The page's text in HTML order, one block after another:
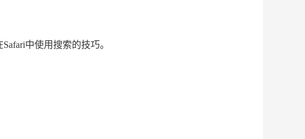
中使用搜索的技巧。